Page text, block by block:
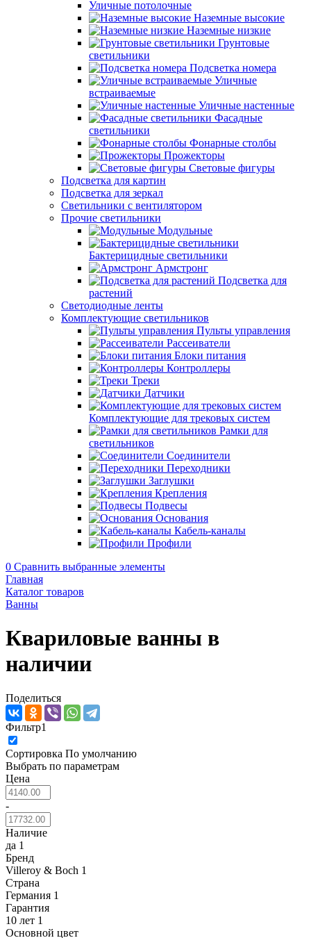
Уличные потолочные
Наземные высокие
Наземные низкие
Грунтовые
светильники
Подсветка номера
Уличные
встраиваемые
Уличные настенные
Фасадные
светильники
Фонарные столбы
Прожекторы
Световые фигуры
Подсветка для картин
Подсветка для зеркал
Светильники с вентилятором
Прочие светильники
Модульные
Бактерицидные светильники
Армстронг
Подсветка для
растений
Светодиодные ленты
Комплектующие светильников
Пульты управления
Рассеиватели
Блоки питания
Контроллеры
Треки
Датчики
Комплектующие для трековых систем
Рамки для
светильников
Соединители
Переходники
Заглушки
Крепления
Подвесы
Основания
Кабель-каналы
Профили
0 Сравнить выбранные элементы
Главная
Каталог товаров
Ванны
Квариловые ванны в
наличии
Поделиться
Фильтр1
Сортировка По умолчанию
Выбрать по параметрам
Цена
-
Наличие
да 1
Бренд
Villeroy & Boch 1
Страна
Германия 1
Гарантия
10 лет 1
Основной цвет